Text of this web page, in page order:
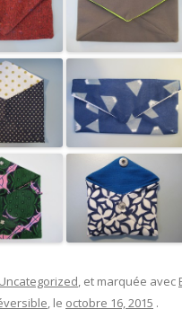
Uncategorized, et marquée avec
, le octobre 16, 2015 .